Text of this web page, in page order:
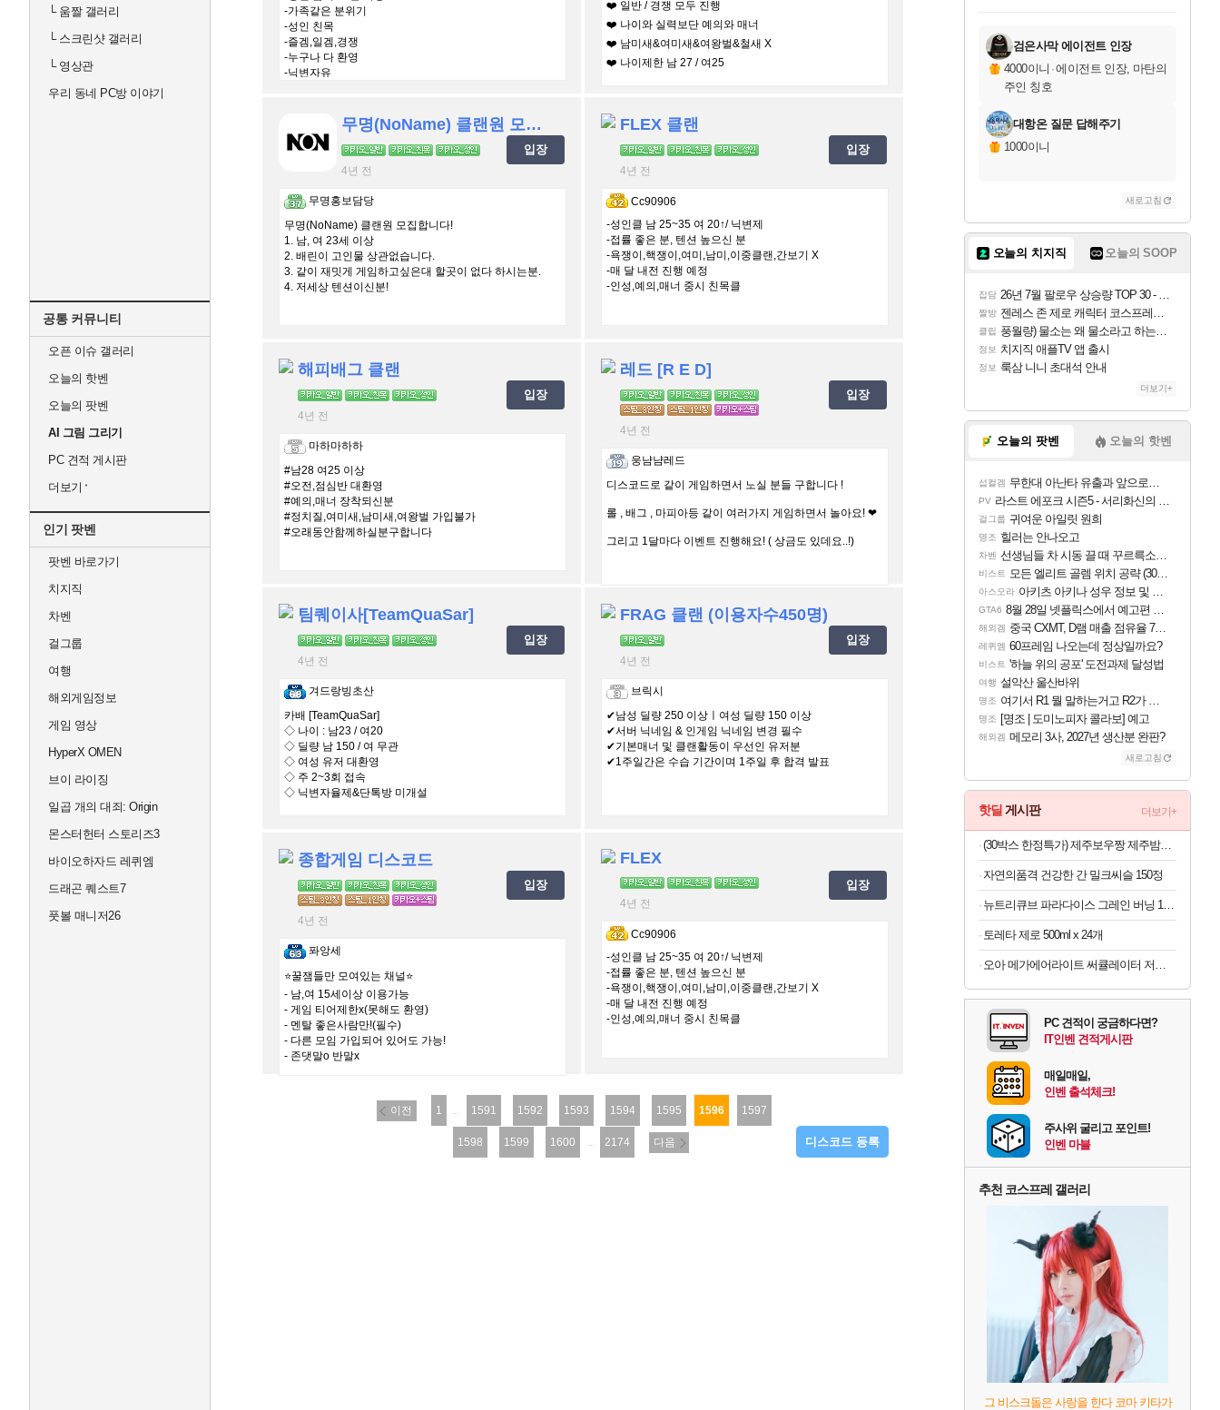
└움짤 갤러리
└스크린샷 갤러리
└영상관
우리 동네 PC방 이야기
공통 커뮤니티
오픈 이슈 갤러리
오늘의 핫벤
오늘의 팟벤
AI 그림 그리기
PC 견적 게시판
더보기
인기 팟벤
팟벤 바로가기
치지직
차벤
걸그룹
여행
해외게임정보
게임 영상
HyperX OMEN
브이 라이징
일곱 개의 대죄: Origin
몬스터헌터 스토리즈3
바이오하자드 레퀴엠
드래곤 퀘스트7
풋볼 매니저26
-가족같은 분위기
-성인 친목
-즐겜,일겜,경쟁
-누구나 다 환영
-닉변자유
-일단 들어와봐요
❤️ 일반 / 경쟁 모두 진행
❤️ 나이와 실력보단 예의와 매너
❤️ 남미새&여미새&여왕벌&철새 X
❤️ 나이제한 남 27 / 여25
무명(NoName) 클랜원 모집합니다!
4년 전
입장
무명홍보담당
무명(NoName) 클랜원 모집합니다!
1. 남, 여 23세 이상
2. 배린이 고인물 상관없습니다.
3. 같이 재밋게 게임하고싶은대 할곳이 없다 하시는분.
4. 저세상 텐션이신분!
FLEX 클랜
4년 전
입장
Cc90906
-성인클 남 25~35 여 20↑/ 닉변제
-접률 좋은 분, 텐션 높으신 분
-욕쟁이,핵쟁이,여미,남미,이중클랜,간보기 X
-매 달 내전 진행 예정
-인성,예의,매너 중시 친목클
해피배그 클랜
4년 전
입장
마하마하하
#남28 여25 이상
#오전,점심반 대환영
#예의,매너 장착되신분
#정치질,여미새,남미새,여왕벌 가입불가
#오래동안함께하실분구합니다
레드 [R E D]
4년 전
입장
웅냠냠레드
디스코드로 같이 게임하면서 노실 분들 구합니다 !
롤 , 배그 , 마피아등 같이 여러가지 게임하면서 놀아요! ❤
그리고 1달마다 이벤트 진행해요! ( 상금도 있데요..!)
팀퀘이사[TeamQuaSar]
4년 전
입장
겨드랑빙초산
카배 [TeamQuaSar]
◇ 나이 : 남23 / 여20
◇ 딜량 남 150 / 여 무관
◇ 여성 유저 대환영
◇ 주 2~3회 접속
◇ 닉변자율제&단톡방 미개설
FRAG 클랜 (이용자수450명)
4년 전
입장
브릭시
✔남성 딜량 250 이상ㅣ여성 딜량 150 이상
✔서버 닉네임 & 인게임 닉네임 변경 필수
✔기본매너 및 클랜활동이 우선인 유저분
✔1주일간은 수습 기간이며 1주일 후 합격 발표
종합게임 디스코드
4년 전
입장
퐈앙세
⭐️꿀잼들만 모여있는 채널⭐️
- 남,여 15세이상 이용가능
- 게임 티어제한x(못해도 환영)
- 멘탈 좋은사람만!(필수)
- 다른 모임 가입되어 있어도 가능!
- 존댓말o 반말x
FLEX
4년 전
입장
Cc90906
-성인클 남 25~35 여 20↑/ 닉변제
-접률 좋은 분, 텐션 높으신 분
-욕쟁이,핵쟁이,여미,남미,이중클랜,간보기 X
-매 달 내전 진행 예정
-인성,예의,매너 중시 친목클
이전 1 ... 1591 1592 1593 1594 1595 1596 1597
1598 1599 1600 ... 2174 다음 디스코드 등록
교환.
당첨되셨습니다.
당첨되셨습니다.
당첨되셨습니다.
당첨되셨습니다.
당첨되셨습니다.
당첨되셨습니다.
에디션 (스팀코드)를 교환.
당첨되셨습니다.
검은사막 에이전트 인장
4000이니 ·에이전트 인장, 마탄의
주인 칭호
대항온 질문 답해주기
1000이니
새로고침
오늘의 치지직 오늘의 SOOP
잡담 26년 7월 팔로우 상승량 TOP 30 - 월간 치지직
짤방 젠레스 존 제로 캐릭터 코스프레한 꽁주
클립 풍월량) 물소는 왜 물소라고 하는거야? 아! 그만 ㅋㅋ
정보 치지직 애플TV 앱 출시
정보 룩삼 니니 초대석 안내
더보기+
오늘의 팟벤 오늘의 핫벤
섭컬겜 무한대 아난타 유출과 앞으로의 예상 (루머)
PV 라스트 에포크 시즌5 - 서리화신의 분노 티저
걸그룹 귀여운 아일릿 원희
명조 힐러는 안나오고
차벤 선생님들 차 시동 끌 때 꾸르륵소리나는데
비스트 모든 엘리트 골렘 위치 공략 (30개) - 방랑 결투가
아스오라 아키츠 아키나 성우 정보 및 주요 필모
GTA6 8월 28일 넷플릭스에서 예고편 공개 예정
해외겜 중국 CXMT, D램 매출 점유율 7%…글로벌 4위로 부상
레퀴엠 60프레임 나오는데 정상일까요?
비스트 '하늘 위의 공포' 도전과제 달성법
여행 설악산 울산바위
명조 여기서 R1 뭘 말하는거고 R2가 뭘말하는걸까요?
명조 [명조 | 도미노피자 콜라보] 예고
해외겜 메모리 3사, 2027년 생산분 완판?
새로고침
핫딜 게시판 더보기+
(30박스 한정특가) 제주보우짱 제주밤호박 미니단호박 로얄과 5kg
자연의품격 건강한 간 밀크씨슬 150정
뉴트리큐브 파라다이스 그레인 버닝 120정
토레타 제로 500ml x 24개
오아 메가에어라이트 써큘레이터 저소음 공기순환 BLDC 가정용 스탠드 선풍기
PC 견적이 궁금하다면?
IT인벤 견적게시판
매일매일,
인벤 출석체크!
주사위 굴리고 포인트!
인벤 마블
추천 코스프레 갤러리
그 비스크돌은 사랑을 한다 코마 키타가